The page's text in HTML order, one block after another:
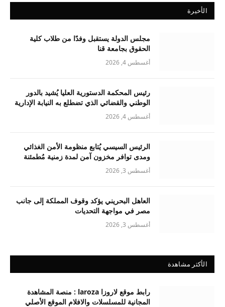
الأخيرة
مجلس الدولة يستقبل وفدًا من طلاب كلية
الحقوق بجامعة قنا
أغسطس 4, 2026
رئيس المحكمة الدستورية العليا يُشيد بالدور
الوطني والقضائي الذي تضطلع به النيابة الإدارية
أغسطس 4, 2026
الرئيس السيسي يُتابع منظومة الأمن الغذائي
ومدى توافر مخزون آمن لمدة زمنية مُطمئنة
أغسطس 3, 2026
العاهل البحريني يؤكد وقوف المملكة إلى جانب
مصر في مواجهة التحديات
أغسطس 3, 2026
الأكثر مشاهدة
رابط موقع لاروزا laroza : منصة المشاهدة
المجانية للمسلسلات والافلام الموقع الأصلي